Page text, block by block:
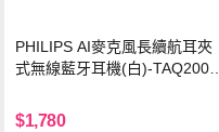
PHILIPS AI麥克風長續航耳夾
式無線藍牙耳機(白)-TAQ2000
$1,780